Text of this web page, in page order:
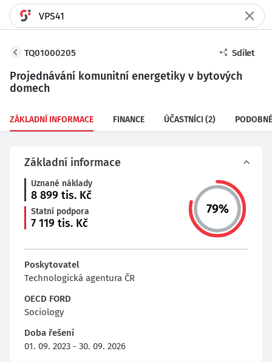
TQ01000205 Sdílet
Projednávání komunitní energetiky v bytových
domech
ZÁKLADNÍ INFORMACE FINANCE ÚČASTNÍCI (2)
Základní informace
Uznané náklady
8 899 tis. Kč
Statní podpora
7 119 tis. Kč
79%
Poskytovatel
Technologická agentura ČR
OECD FORD
Sociology
Doba řešení
01. 09. 2023 - 30. 09. 2026